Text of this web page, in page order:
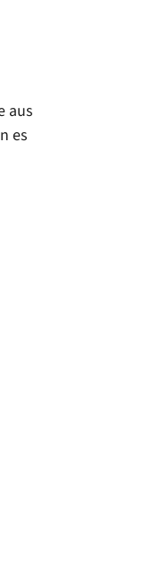
aus
es
bei